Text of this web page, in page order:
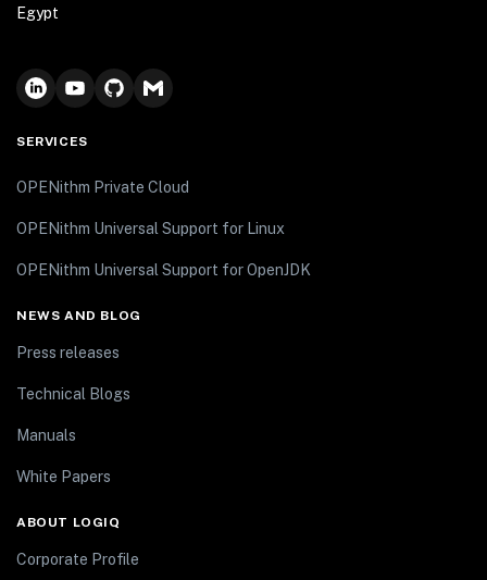
Egypt
SERVICES
OPENithm Private Cloud
OPENithm Universal Support for Linux
OPENithm Universal Support for OpenJDK
NEWS AND BLOG
Press releases
Technical Blogs
Manuals
White Papers
ABOUT LOGIQ
Corporate Profile